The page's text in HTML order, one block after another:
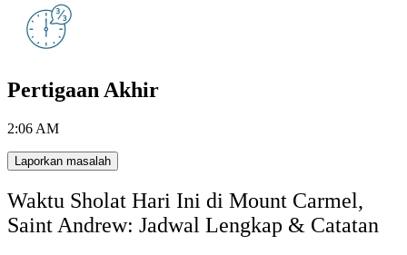
Pertigaan Akhir
2:06 AM
Laporkan masalah
Waktu Sholat Hari Ini di Mount Carmel,
Saint Andrew: Jadwal Lengkap & Catatan